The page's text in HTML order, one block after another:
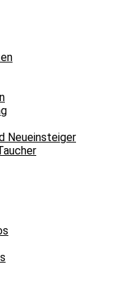
Neueinsteiger